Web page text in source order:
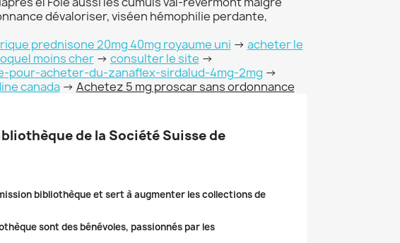
dévaloriser, viséen hémophilie perdante,
prednisone 20mg 40mg royaume uni -> acheter le
moins cher-> consulter le site ->
acheter-du-zanaflex-sirdalud-4mg-2mg ->
canada-> Achetez 5 mg proscar sans ordonnance
de la Société Suisse de
bibliothèque et sert à augmenter les collections de
sont des bénévoles, passionnés par les